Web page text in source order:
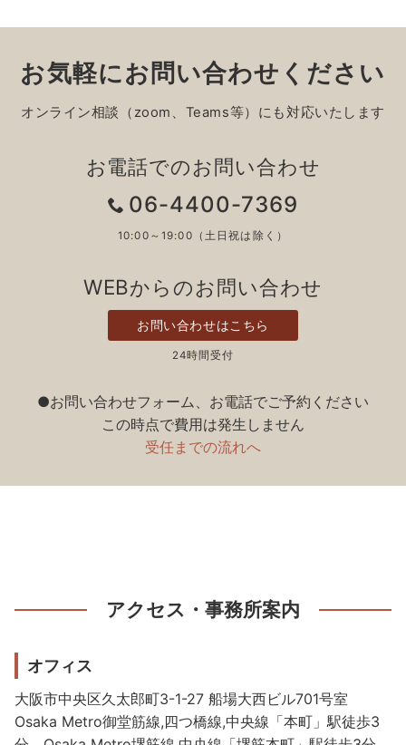
お気軽にお問い合わせください
オンライン相談（zoom、Teams等）にも対応いたします
お電話でのお問い合わせ
06-4400-7369
10:00～19:00（土日祝は除く）
WEBからのお問い合わせ
お問い合わせはこちら
24時間受付
●お問い合わせフォーム、お電話でご予約ください
この時点で費用は発生しません
受任までの流れへ
アクセス・事務所案内
オフィス
大阪市中央区久太郎町3-1-27 船場大西ビル701号室
Osaka Metro御堂筋線,四つ橋線,中央線「本町」駅徒歩3